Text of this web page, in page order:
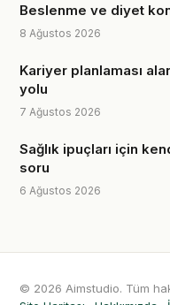
Beslenme ve diyet
8 Ağustos 2026
Kariyer planlaması
yolu
7 Ağustos 2026
Sağlık ipuçları için
soru
6 Ağustos 2026
© 2026 Aimstudio. Tüm